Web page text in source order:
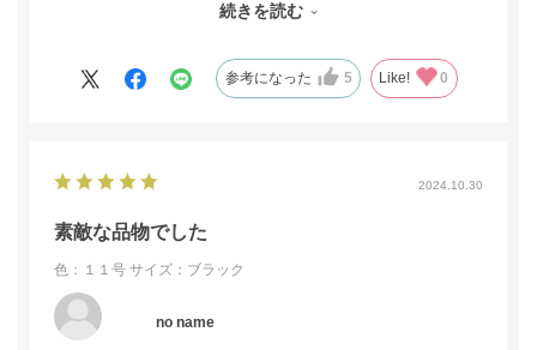
らスカートのような華やかさがあります。色柄ものより黒を好む
ころ、こちらのパンツを知人からおすすめされました。結婚式以
外でも普段使いができそうな点も良かったです。
続きを読む
参考になった 5 Like! 0
2024.10.30
素敵な品物でした
色：１１号 サイズ：ブラック
no name